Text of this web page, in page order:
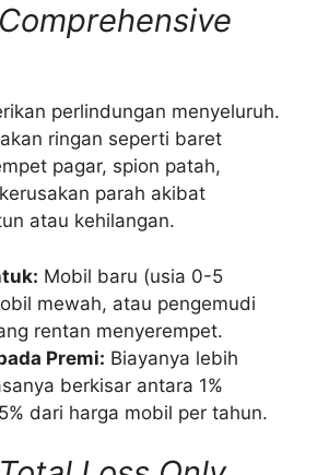
Comprehensive
perlindungan menyeluruh.
ringan seperti baret
pagar, spion patah,
parah akibat
atau kehilangan.
Mobil baru (usia 0-5
mewah, atau pengemudi
rentan menyerempet.
Premi: Biayanya lebih
berkisar antara 1%
dari harga mobil per tahun.